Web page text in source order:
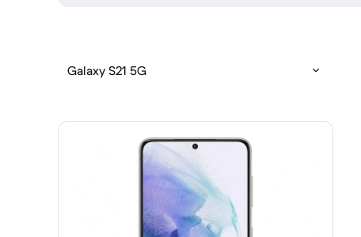
Galaxy S21 5G